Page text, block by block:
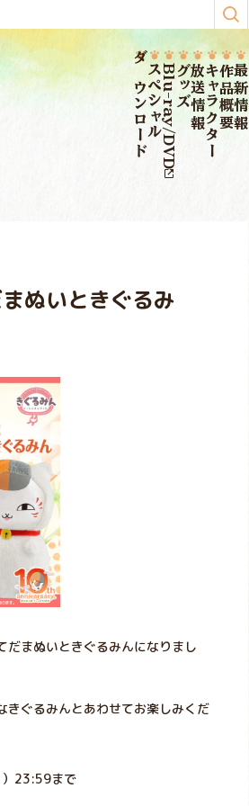
ダウンロードスペシャルBlu-ray/DVDグッズ放送情報キャラクター作品概要最新情報
ぬいときぐるみ
だまぬいときぐるみんになりまし
きぐるみんとあわせてお楽しみくだ
23:59まで